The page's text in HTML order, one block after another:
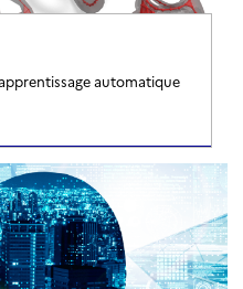
automatique